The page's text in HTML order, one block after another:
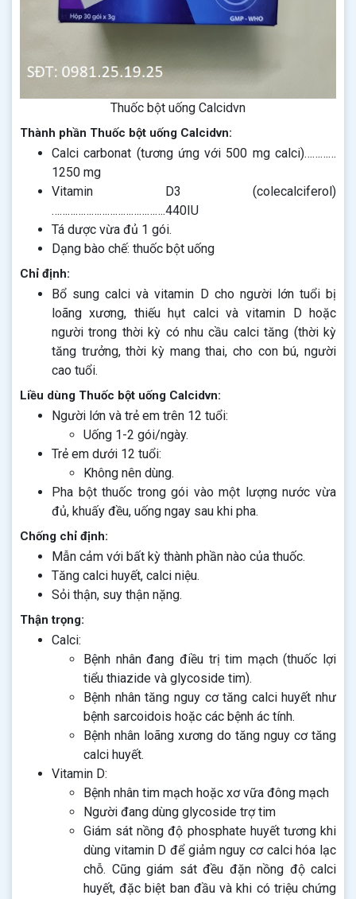
Thuốc bột uống Calcidvn
Thành phần Thuốc bột uống Calcidvn:
Calci carbonat (tương ứng với 500 mg calci)…………
1250 mg
Vitamin D3 (colecalciferol)
…………………………………….440IU
Tá dược vừa đủ 1 gói.
Dạng bào chế: thuốc bột uống
Chỉ định:
Bổ sung calci và vitamin D cho người lớn tuổi bị
loãng xương, thiếu hụt calci và vitamin D hoặc
người trong thời kỳ có nhu cầu calci tăng (thời kỳ
tăng trưởng, thời kỳ mang thai, cho con bú, người
cao tuổi.
Liều dùng Thuốc bột uống Calcidvn:
Người lớn và trẻ em trên 12 tuổi:
Uống 1-2 gói/ngày.
Trẻ em dưới 12 tuổi:
Không nên dùng.
Pha bột thuốc trong gói vào một lượng nước vừa
đủ, khuấy đều, uống ngay sau khi pha.
Chống chỉ định:
Mẫn cảm với bất kỳ thành phần nào của thuốc.
Tăng calci huyết, calci niệu.
Sỏi thận, suy thận nặng.
Thận trọng:
Calci:
Bệnh nhân đang điều trị tim mạch (thuốc lợi
tiểu thiazide và glycoside tim).
Bệnh nhân tăng nguy cơ tăng calci huyết như
bệnh sarcoidois hoặc các bệnh ác tính.
Bệnh nhân loãng xương do tăng nguy cơ tăng
calci huyết.
Vitamin D:
Bệnh nhân tim mạch hoặc xơ vữa đông mạch
Người đang dùng glycoside trợ tim
Giám sát nồng độ phosphate huyết tương khi
dùng vitamin D để giảm nguy cơ calci hóa lạc
chỗ. Cũng giám sát đều đặn nồng độ calci
huyết, đặc biệt ban đầu và khi có triệu chứng